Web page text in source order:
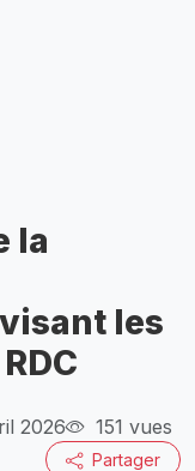
la
les
2026 151 vues
Partager